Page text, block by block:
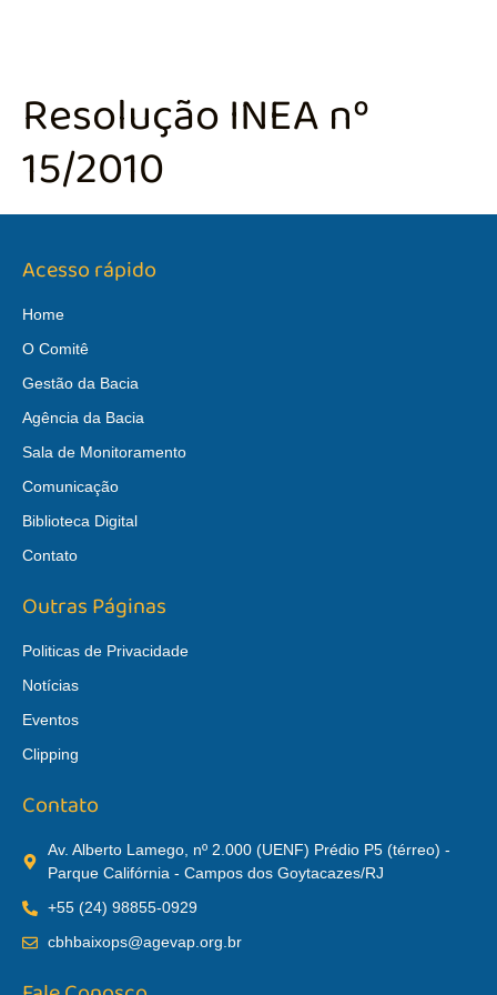
Resolução INEA nº
15/2010
Acesso rápido
Home
O Comitê
Gestão da Bacia
Agência da Bacia
Sala de Monitoramento
Comunicação
Biblioteca Digital
Contato
Outras Páginas
Politicas de Privacidade
Notícias
Eventos
Clipping
Contato
Av. Alberto Lamego, nº 2.000 (UENF) Prédio P5 (térreo) -
Parque Califórnia - Campos dos Goytacazes/RJ
+55 (24) 98855-0929
cbhbaixops@agevap.org.br